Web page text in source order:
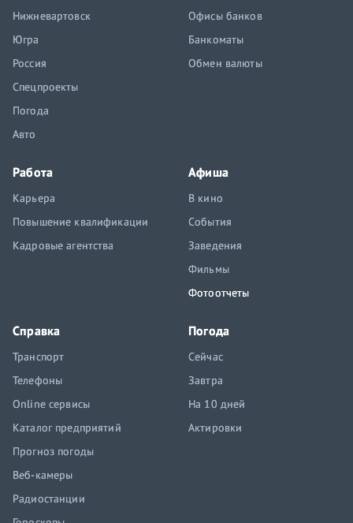
Нижневартовск
Югра
Россия
Спецпроекты
Погода
Авто
Офисы банков
Банкоматы
Обмен валюты
Работа
Карьера
Повышение квалификации
Кадровые агентства
Афиша
В кино
События
Заведения
Фильмы
Фотоотчеты
Справка
Транспорт
Телефоны
Online сервисы
Каталог предприятий
Прогноз погоды
Веб-камеры
Радиостанции
Погода
Сейчас
Завтра
На 10 дней
Актировки